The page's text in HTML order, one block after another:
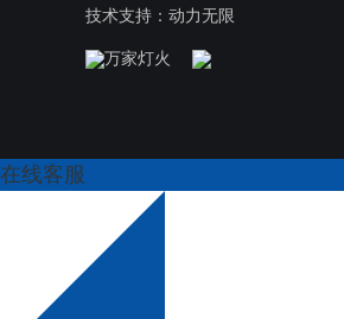
技术支持： 动力无限
在线客服